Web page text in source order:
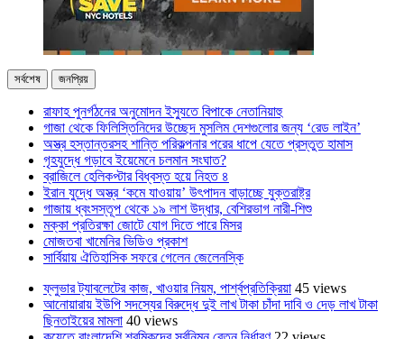
সর্বশেষ জনপ্রিয়
রাফাহ পুনর্গঠনের অনুমোদন ইস্যুতে বিপাকে নেতানিয়াহু
গাজা থেকে ফিলিস্তিনিদের উচ্ছেদ মুসলিম দেশগুলোর জন্য ‘রেড লাইন’
অস্ত্র হস্তান্তরসহ শান্তি পরিকল্পনার পরের ধাপে যেতে প্রস্তুত হামাস
গৃহযুদ্ধে গড়াবে ইয়েমেনে চলমান সংঘাত?
ব্রাজিলে হেলিকপ্টার বিধ্বস্ত হয়ে নিহত ৪
ইরান যুদ্ধে অস্ত্র ‘কমে যাওয়ায়’ উৎপাদন বাড়াচ্ছে যুক্তরাষ্ট্র
গাজায় ধ্বংসস্তূপ থেকে ১৯ লাশ উদ্ধার, বেশিরভাগ নারী-শিশু
মক্কা প্রতিরক্ষা জোটে যোগ দিতে পারে মিসর
মোজতবা খামেনির ভিডিও প্রকাশ
সার্বিয়ায় ঐতিহাসিক সফরে গেলেন জেলেনস্কি
ফ্লুভার ট্যাবলেটের কাজ, খাওয়ার নিয়ম, পার্শ্বপ্রতিক্রিয়া 45 views
আনোয়ারায় ইউপি সদস্যের বিরুদ্ধে দুই লাখ টাকা চাঁদা দাবি ও দেড় লাখ টাকা
ছিনতাইয়ের মামলা 40 views